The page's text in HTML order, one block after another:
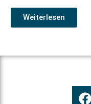
Weiterlesen